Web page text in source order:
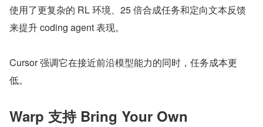
使用了更复杂的 RL 环境、25 倍合成任务和定向文本反馈
来提升 coding agent 表现。
Cursor 强调它在接近前沿模型能力的同时，任务成本更
低。
Warp 支持 Bring Your Own